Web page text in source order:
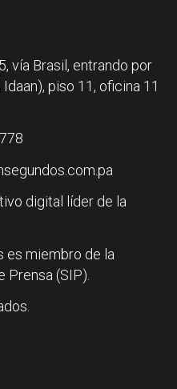
vía Brasil, entrando por
piso 11, oficina 11
digital líder de la
es miembro de la
Prensa (SIP).